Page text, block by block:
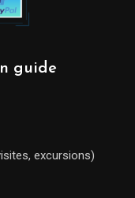
guide
excursions)